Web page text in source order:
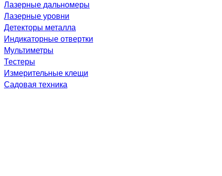
Лазерные дальномеры
Лазерные уровни
Детекторы металла
Индикаторные отвертки
Мультиметры
Тестеры
Измерительные клещи
Садовая техника